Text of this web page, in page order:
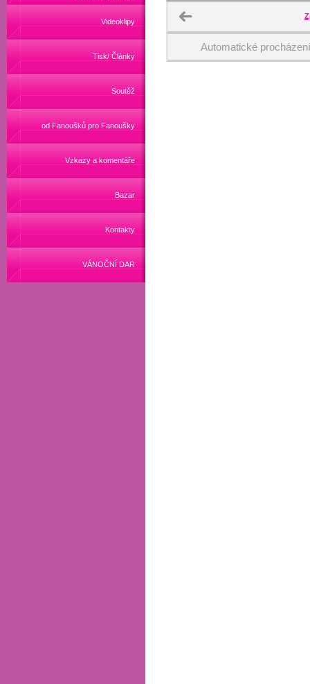
Videoklipy
Tisk/ Články
Soutěž
od Fanoušků pro Fanoušky
Vzkazy a komentáře
Bazar
Kontakty
VÁNOČNÍ DAR
Automatické